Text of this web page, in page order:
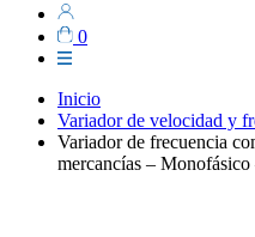
0
Inicio
Variador de velocidad y
Variador de frecuencia
mercancías –